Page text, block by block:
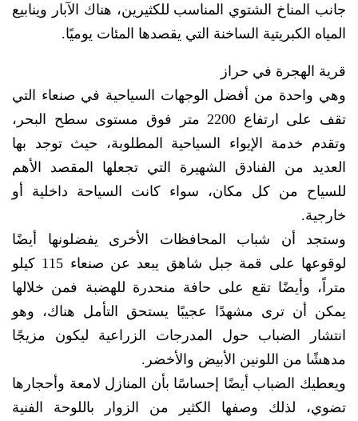
جانب المناخ الشتوي المناسب للكثيرين، هناك الآبار وينابيع
المياه الكبريتية الساخنة التي يقصدها المئات يوميًا.
قرية الهجرة في حراز
وهي واحدة من أفضل الوجهات السياحية في صنعاء التي
تقف على ارتفاع 2200 متر فوق مستوى سطح البحر،
وتقدم خدمة الإيواء السياحية المطلوبة، حيث توجد بها
العديد من الفنادق الشهيرة التي تجعلها المقصد الأهم
للسياح من كل مكان، سواء كانت السياحة داخلية أو
خارجية.
وستجد أن شباب المحافظات الأخرى يفضلونها أيضًا
لوقوعها على قمة جبل شاهق يبعد عن صنعاء 115 كيلو
متراً، وأيضًا تقع على حافة منحدرة للهضبة فمن خلالها
يمكن أن ترى مشهدًا عجيبًا يستحق التأمل هناك، وهو
انتشار الضباب حول المدرجات الزراعية ليكون مزيجًا
مدهشًا من اللونين الأبيض والأخضر.
ويعطيك الضباب أيضًا إحساسًا بأن المنازل لامعة وأحجارها
تضوي، لذلك وصفها الكثير من الزوار باللوحة الفنية